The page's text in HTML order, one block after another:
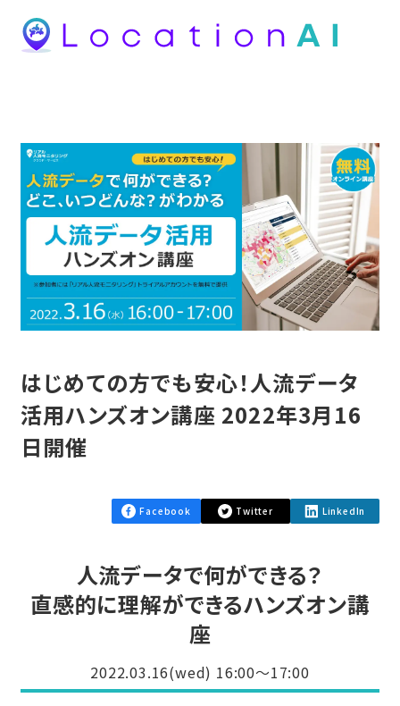
はじめての方でも安心！人流データ
活用ハンズオン講座 2022年3月16
日開催
Facebook Twitter LinkedIn
人流データで何ができる？
直感的に理解ができるハンズオン講
座
2022.03.16(wed) 16:00〜17:00